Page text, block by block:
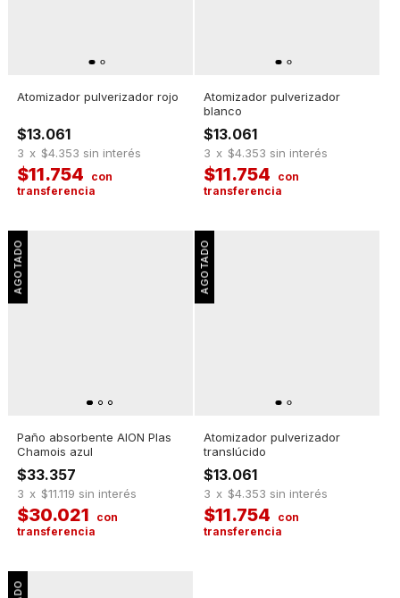
Atomizador pulverizador rojo
$13.061
$11.754
3 x $4.353 sin interés
Atomizador pulverizador
blanco
$13.061
$11.754
3 x $4.353 sin interés
Paño absorbente AION Plas
Chamois azul
$33.357
$30.021
3 x $11.119 sin interés
Atomizador pulverizador
translúcido
$13.061
$11.754
3 x $4.353 sin interés